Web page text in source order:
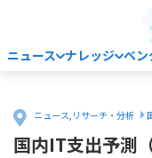
ニュース ナレッジ ベン
Home
ニュース リサーチ・分析
国内IT支出予測